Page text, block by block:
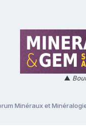
▲
Minéraux et